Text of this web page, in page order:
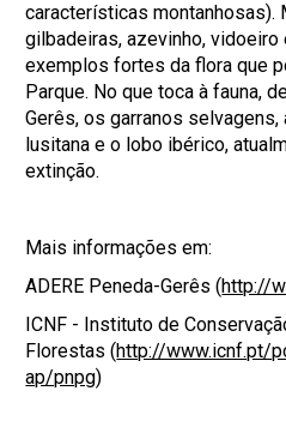
características montanhosas).
gilbadeiras, azevinho,
exemplos fortes da flora que
Parque. No que toca à fauna,
Gerês, os garranos selvagens,
lusitana e o lobo ibérico,
extinção.
Mais informações em:
ADERE Peneda-Gerês (http://
ICNF - Instituto de
Florestas (http://www.icnf.pt/
ap/pnpg)